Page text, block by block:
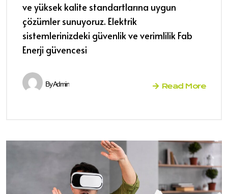
ve yüksek kalite standartlarına uygun
çözümler sunuyoruz. Elektrik
sistemlerinizdeki güvenlik ve verimlilik Fab
Enerji güvencesi
ByAdmin Read More